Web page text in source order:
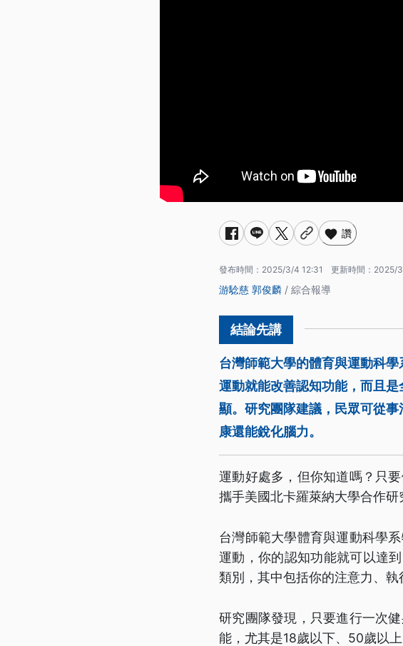
讚
發布時間： 2025/3/4 12:31 更新時間： 2025/
游騐慈 郭俊麟 / 綜合報導
台灣師範大學的體育與運動科
運動就能改善認知功能，而且
顯。研究團隊建議，民眾可從
康還能銳化腦力。
運動好處多，但你知道嗎？只
攜手美國北卡羅萊納大學合作研
台灣師範大學體育與運動科學
運動，你的認知功能就可以達
類別，其中包括你的注意力、執
研究團隊發現，只要進行一次
能，尤其是18歲以下、50歲以上